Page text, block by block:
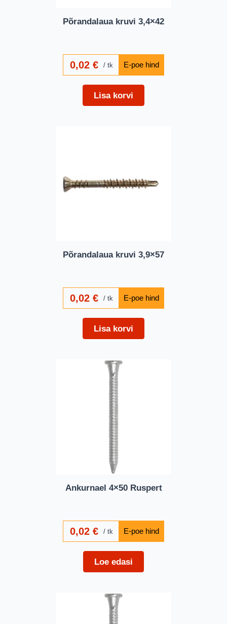
Põrandalaua kruvi 3,4×42
0,02€ tk
Lisa korvi
Põrandalaua kruvi 3,9×57
0,02€ tk
Lisa korvi
Ankurnael 4×50 Ruspert
0,02€ tk
Loe edasi